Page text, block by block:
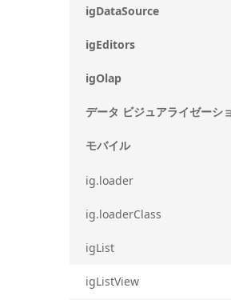
igDataSource
igEditors
igOlap
データ ビジュアライゼーシ
モバイル
ig.loader
ig.loaderClass
igList
igListView